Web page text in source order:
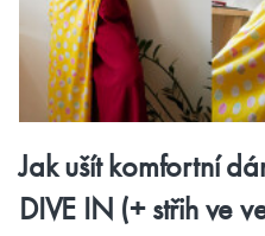
Jak ušít komfortní
DIVE IN (+ střih ve